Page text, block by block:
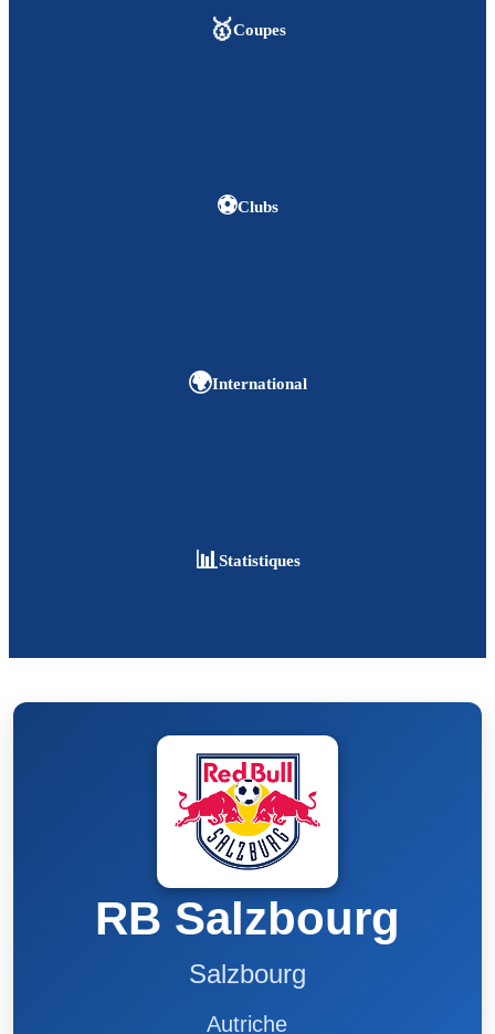
🥇Coupes
⚽Clubs
🌍International
📊Statistiques
RB Salzbourg
Salzbourg
Autriche